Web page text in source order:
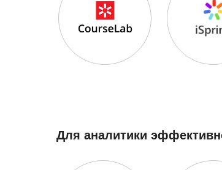
iSpring
CourseLab
Для аналитики